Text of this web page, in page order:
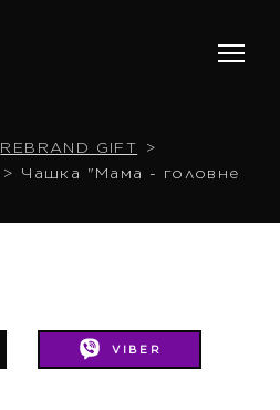
REBRAND GIFT
Чашка "Мама - головне
VIBER